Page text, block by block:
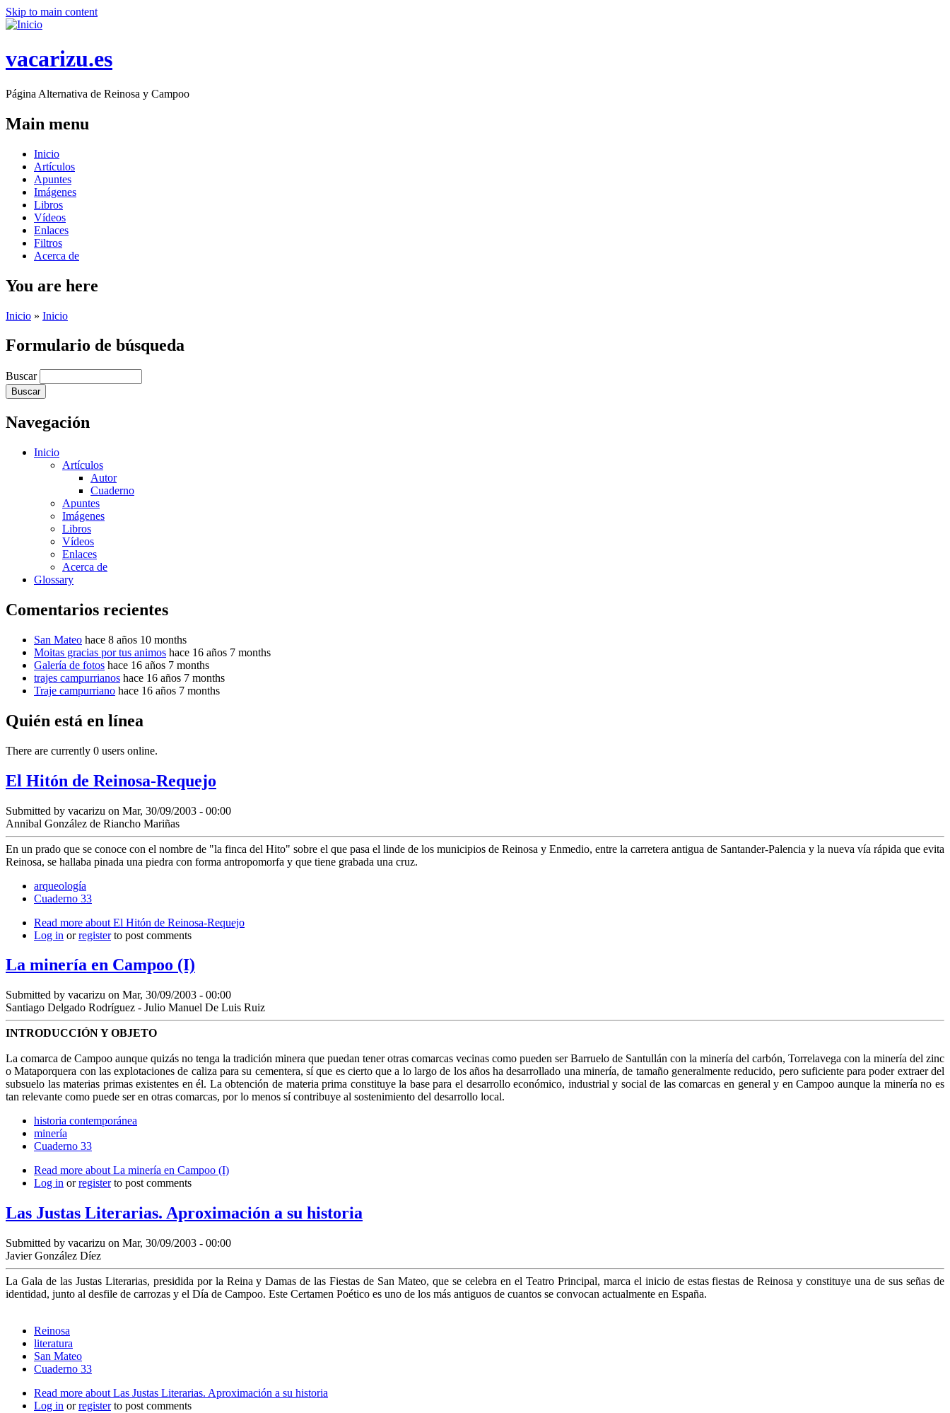
Skip to main content
vacarizu.es
Página Alternativa de Reinosa y Campoo
Main menu
Inicio
Artículos
Apuntes
Imágenes
Libros
Vídeos
Enlaces
Filtros
Acerca de
You are here
Inicio » Inicio
Formulario de búsqueda
Buscar
Navegación
Inicio
Artículos
Autor
Cuaderno
Apuntes
Imágenes
Libros
Vídeos
Enlaces
Acerca de
Glossary
Comentarios recientes
San Mateo hace 8 años 10 months
Moitas gracias por tus animos hace 16 años 7 months
Galería de fotos hace 16 años 7 months
trajes campurrianos hace 16 años 7 months
Traje campurriano hace 16 años 7 months
Quién está en línea
There are currently 0 users online.
El Hitón de Reinosa-Requejo
Submitted by vacarizu on Mar, 30/09/2003 - 00:00
Annibal González de Riancho Mariñas
En un prado que se conoce con el nombre de "la finca del Hito" sobre el que pasa el linde de los municipios de Reinosa y Enmedio, entre la carretera antigua de Santander-Palencia y la nueva vía rápida que evita
Reinosa, se hallaba pinada una piedra con forma antropomorfa y que tiene grabada una cruz.
arqueología
Cuaderno 33
Read more about El Hitón de Reinosa-Requejo
Log in orregisterto post comments
La minería en Campoo (I)
Submitted by vacarizu on Mar, 30/09/2003 - 00:00
Santiago Delgado Rodríguez - Julio Manuel De Luis Ruiz
INTRODUCCIÓN Y OBJETO
La comarca de Campoo aunque quizás no tenga la tradición minera que puedan tener otras comarcas vecinas como pueden ser Barruelo de Santullán con la minería del carbón, Torrelavega con la minería del zinc
o Mataporquera con las explotaciones de caliza para su cementera, sí que es cierto que a lo largo de los años ha desarrollado una minería, de tamaño generalmente reducido, pero suficiente para poder extraer del
subsuelo las materias primas existentes en él. La obtención de materia prima constituye la base para el desarrollo económico, industrial y social de las comarcas en general y en Campoo aunque la minería no es
tan relevante como puede ser en otras comarcas, por lo menos sí contribuye al sostenimiento del desarrollo local.
historia contemporánea
minería
Cuaderno 33
Read more about La minería en Campoo (I)
Log in orregisterto post comments
Las Justas Literarias. Aproximación a su historia
Submitted by vacarizu on Mar, 30/09/2003 - 00:00
Javier González Díez
La Gala de las Justas Literarias, presidida por la Reina y Damas de las Fiestas de San Mateo, que se celebra en el Teatro Principal, marca el inicio de estas fiestas de Reinosa y constituye una de sus señas de
identidad, junto al desfile de carrozas y el Día de Campoo. Este Certamen Poético es uno de los más antiguos de cuantos se convocan actualmente en España.
Reinosa
literatura
San Mateo
Cuaderno 33
Read more about Las Justas Literarias. Aproximación a su historia
Log in orregisterto post comments